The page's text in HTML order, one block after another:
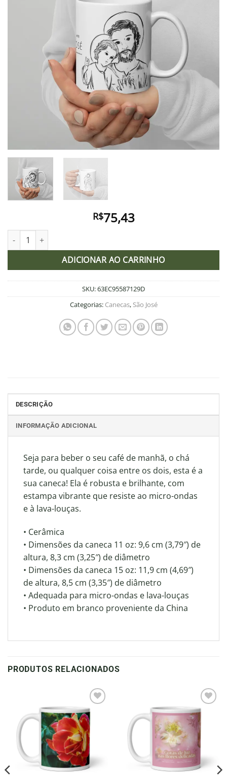
R$75,43
Caneca São José com o menino Jesus abençoando o mundo
ADICIONAR AO CARRINHO
SKU:63EC95587129D
Categorias: Canecas, São José
DESCRIÇÃO
INFORMAÇÃO ADICIONAL
Seja para beber o seu café de manhã, o chá
tarde, ou qualquer coisa entre os dois, esta é a
sua caneca! Ela é robusta e brilhante, com
estampa vibrante que resiste ao micro-ondas
e à lava-louças.
• Cerâmica
• Dimensões da caneca 11 oz: 9,6 cm (3,79″) de
altura, 8,3 cm (3,25″) de diâmetro
• Dimensões da caneca 15 oz: 11,9 cm (4,69″)
de altura, 8,5 cm (3,35″) de diâmetro
• Adequada para micro-ondas e lava-louças
• Produto em branco proveniente da China
PRODUTOS RELACIONADOS
Adicionar
à lista de
desejos
Adicionar
à lista de
desejos